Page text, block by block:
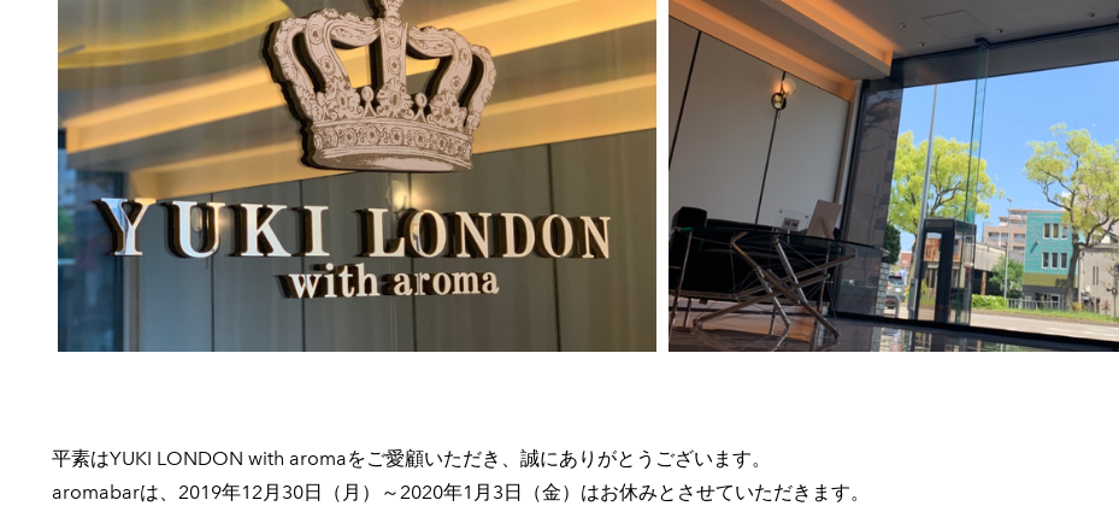
平素はYUKI LONDON with aromaをご愛顧いただき、誠にありがとうございます。
aromabarは、2019年12月30日（月）～2020年1月3日（金）はお休みとさせていただきます。